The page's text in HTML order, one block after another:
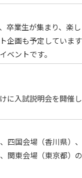
ス 資料請求
卒業生が集まり、楽し
企画も予定しています
ベントです。
に入試説明会を開催し
国会場（香川県）
東会場（東京都）